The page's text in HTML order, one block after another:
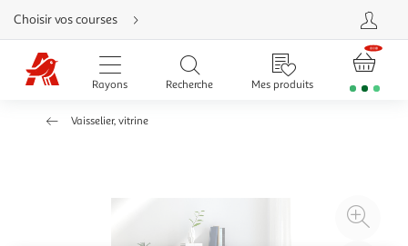
Aller
directement
au
contenu
Aller
directement
Aller
Choisir vos courses
Rayons Recherche Mes produits
Vaisselier, vitrine